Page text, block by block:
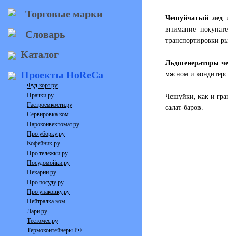
Торговые марки
Словарь
Каталог
Проекты HoReCa
Фуд-корт.ру
Прачки.ру
Гастроёмкости.ру
Сервировка.ком
Пароконвектомат.ру
Про уборку.ру
Кофейник.ру
Про тележки.ру
Посудомойки.ру
Пекарни.ру
Про посуду.ру
Про упаковку.ру
Нейтралка.ком
Лари.ру
Тестомес.ру
Термоконтейнеры.РФ
Чешуйчатый лед
внимание
транспортировки
Льдогенераторы
мясном и
Чешуйки, как и
салат-баров.